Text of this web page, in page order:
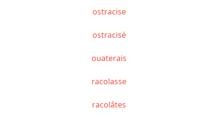
ostracise
ostracisé
ouaterais
racolasse
racolâtes